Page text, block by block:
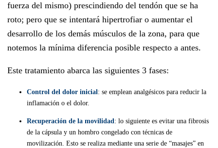
fuerza del mismo) prescindiendo del tendón que se ha
roto; pero que se intentará hipertrofiar o aumentar el
desarrollo de los demás músculos de la zona, para que
notemos la mínima diferencia posible respecto a antes.
Este tratamiento abarca las siguientes 3 fases:
Control del dolor inicial: se emplean analgésicos para reducir la
inflamación o el dolor.
Recuperación de la movilidad: lo siguiente es evitar una fibrosis
de la cápsula y un hombro congelado con técnicas de
movilización. Esto se realiza mediante una serie de “masajes” en